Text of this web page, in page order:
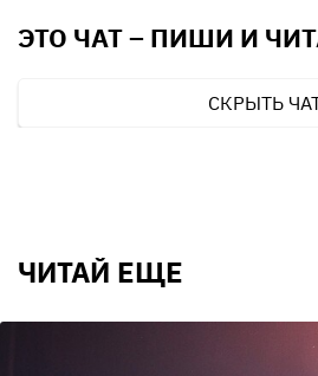
ЭТО ЧАТ – ПИШИ И
СКРЫТЬ
ЧИТАЙ ЕЩЕ